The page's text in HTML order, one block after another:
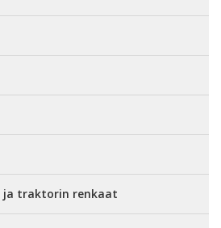
ja traktorin renkaat